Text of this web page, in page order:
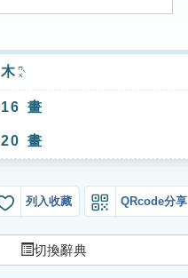
木ㄇㄨˋ
16 畫
20 畫
列入收藏 QRcode分享
切換辭典